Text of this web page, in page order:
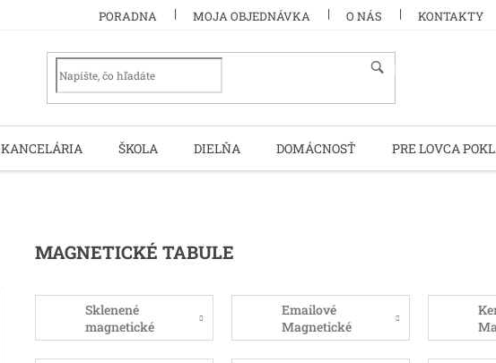
PORADNA MOJA OBJEDNÁVKA O NÁS KONTAKTY
HĽADAŤ
KANCELÁRIA ŠKOLA DIELŇA DOMÁCNOSŤ PRE LOVCA
MAGNETICKÉ TABULE
Sklenené
magnetické
tabule
Emailové
Magnetické
tabule